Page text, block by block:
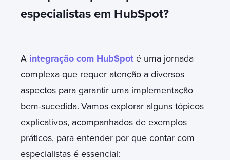
especialistas em HubSpot?
A integração com HubSpot é uma jornada
complexa que requer atenção a diversos
aspectos para garantir uma implementação
bem-sucedida. Vamos explorar alguns tópicos
explicativos, acompanhados de exemplos
práticos, para entender por que contar com
especialistas é essencial: